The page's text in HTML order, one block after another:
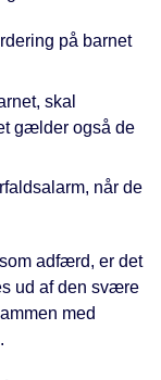
på barnet
skal
gælder også de
når de
adfærd, er det
ud af den svære
med